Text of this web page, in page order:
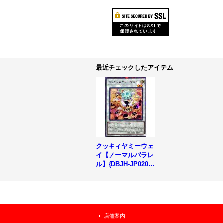
最近チェックしたアイテム
クッキィヤミーウェ
イ【ノーマルパラレ
ル】{DBJH-JP020}
店舗案内